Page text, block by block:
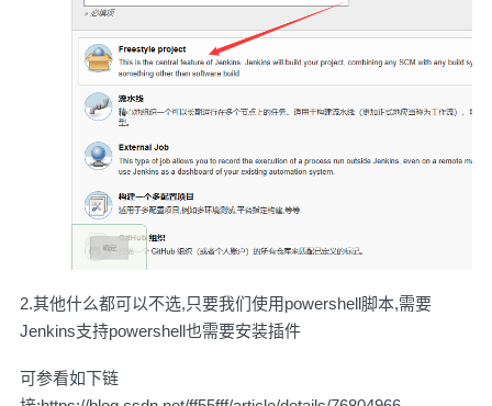
2.其他什么都可以不选,只要我们使用powershell脚本,需要
Jenkins支持powershell也需要安装插件
可参看如下链